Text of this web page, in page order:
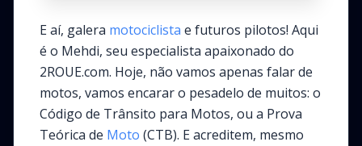
E aí, galera motociclista e futuros pilotos! Aqui
é o Mehdi, seu especialista apaixonado do
2ROUE.com. Hoje, não vamos apenas falar de
motos, vamos encarar o pesadelo de muitos: o
Código de Trânsito para Motos, ou a Prova
Teórica de Moto (CTB). E acreditem, mesmo